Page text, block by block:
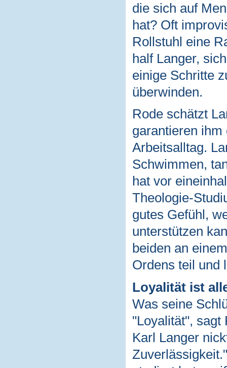
die sich auf
hat? Oft
Rollstuhl eine
half Langer,
einige Schritte
überwinden.
Rode schätzt
garantieren
Arbeitsalltag.
Schwimmen,
hat vor
Theologie-
gutes Gefühl,
unterstützen
beiden an
Ordens teil und
Loyalität ist
Was seine
"Loyalität", sagt
Karl Langer